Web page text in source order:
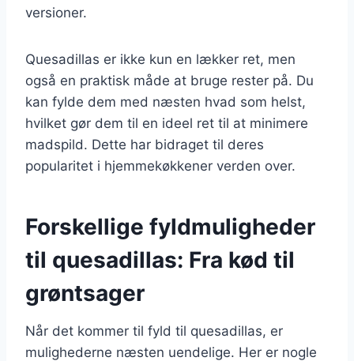
versioner.
Quesadillas er ikke kun en lækker ret, men
også en praktisk måde at bruge rester på. Du
kan fylde dem med næsten hvad som helst,
hvilket gør dem til en ideel ret til at minimere
madspild. Dette har bidraget til deres
popularitet i hjemmekøkkener verden over.
Forskellige fyldmuligheder
til quesadillas: Fra kød til
grøntsager
Når det kommer til fyld til quesadillas, er
mulighederne næsten uendelige. Her er nogle